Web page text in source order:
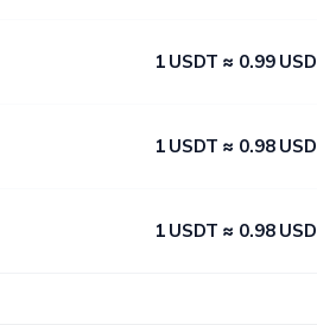
1 USDT ≈ 0.99 USD
1 USDT ≈ 0.98 USD
1 USDT ≈ 0.98 USD